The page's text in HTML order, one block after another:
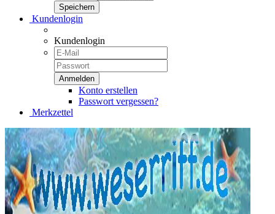
Kundenlogin
Kundenlogin
Konto erstellen
Passwort vergessen?
Merkzettel